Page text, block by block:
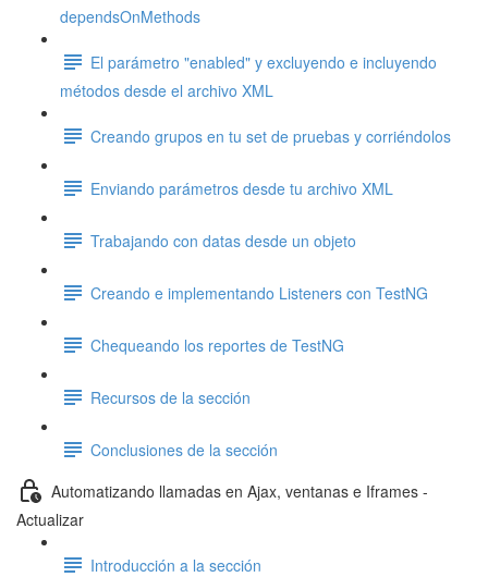
dependsOnMethods
El parámetro "enabled" y excluyendo e incluyendo
métodos desde el archivo XML
Creando grupos en tu set de pruebas y corriéndolos
Enviando parámetros desde tu archivo XML
Trabajando con datas desde un objeto
Creando e implementando Listeners con TestNG
Chequeando los reportes de TestNG
Recursos de la sección
Conclusiones de la sección
Automatizando llamadas en Ajax, ventanas e Iframes -
Actualizar
Introducción a la sección